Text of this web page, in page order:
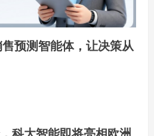
售预测智能体，让决策从
科大智能即将亮相欧洲